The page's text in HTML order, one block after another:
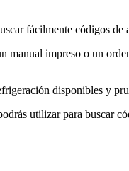
fácilmente códigos de
impreso o un
disponibles y
utilizar para buscar